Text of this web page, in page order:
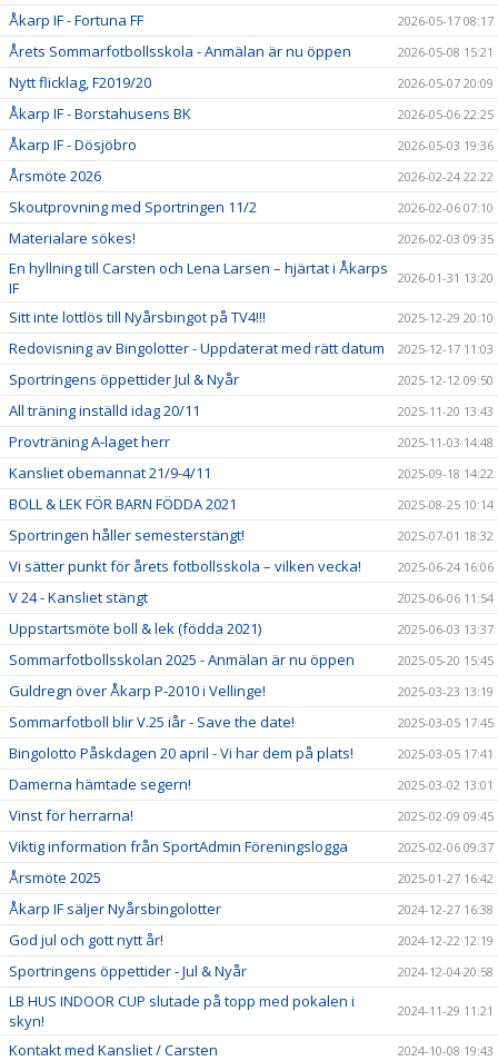
Åkarp IF - Fortuna FF 2026-05-17 08:17
Årets Sommarfotbollsskola - Anmälan är nu öppen 2026-05-08 15:21
Nytt flicklag, F2019/20 2026-05-07 20:09
Åkarp IF - Borstahusens BK 2026-05-06 22:25
Åkarp IF - Dösjöbro 2026-05-03 19:36
Årsmöte 2026 2026-02-24 22:22
Skoutprovning med Sportringen 11/2 2026-02-06 07:10
Materialare sökes! 2026-02-03 09:35
En hyllning till Carsten och Lena Larsen – hjärtat i Åkarps
IF
2026-01-31 13:20
Sitt inte lottlös till Nyårsbingot på TV4!!! 2025-12-29 20:10
Redovisning av Bingolotter - Uppdaterat med rätt datum 2025-12-17 11:03
Sportringens öppettider Jul & Nyår 2025-12-12 09:50
All träning inställd idag 20/11 2025-11-20 13:43
Provträning A-laget herr 2025-11-03 14:48
Kansliet obemannat 21/9-4/11 2025-09-18 14:22
BOLL & LEK FÖR BARN FÖDDA 2021 2025-08-25 10:14
Sportringen håller semesterstängt! 2025-07-01 18:32
Vi sätter punkt för årets fotbollsskola – vilken vecka! 2025-06-24 16:06
V 24 - Kansliet stängt 2025-06-06 11:54
Uppstartsmöte boll & lek (födda 2021) 2025-06-03 13:37
Sommarfotbollsskolan 2025 - Anmälan är nu öppen 2025-05-20 15:45
Guldregn över Åkarp P-2010 i Vellinge! 2025-03-23 13:19
Sommarfotboll blir V.25 iår - Save the date! 2025-03-05 17:45
Bingolotto Påskdagen 20 april - Vi har dem på plats! 2025-03-05 17:41
Damerna hämtade segern! 2025-03-02 13:01
Vinst för herrarna! 2025-02-09 09:45
Viktig information från SportAdmin Föreningslogga 2025-02-06 09:37
Årsmöte 2025 2025-01-27 16:42
Åkarp IF säljer Nyårsbingolotter 2024-12-27 16:38
God jul och gott nytt år! 2024-12-22 12:19
Sportringens öppettider - Jul & Nyår 2024-12-04 20:58
LB HUS INDOOR CUP slutade på topp med pokalen i
skyn!
2024-11-29 11:21
Kontakt med Kansliet / Carsten 2024-10-08 19:43